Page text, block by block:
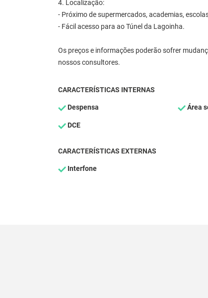
4. Localização:
- Próximo de supermercados, academias,
- Fácil acesso para ao Túnel da Lagoinha.
Os preços e informações poderão sofrer
nossos consultores.
CARACTERÍSTICAS INTERNAS
Despensa Área
DCE
CARACTERÍSTICAS EXTERNAS
Interfone